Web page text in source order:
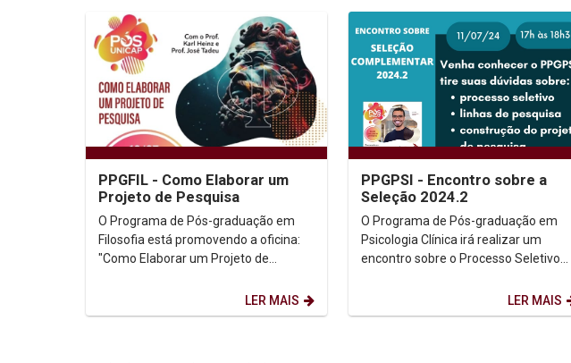
PPGFIL - Como Elaborar um
Projeto de Pesquisa
O Programa de Pós-graduação em
Filosofia está promovendo a oficina:
"Como Elaborar um Projeto de
LER MAIS
PPGPSI - Encontro sobre a
Seleção 2024.2
O Programa de Pós-graduação em
Psicologia Clínica irá realizar um
encontro sobre o Processo Seletivo
LER MAIS